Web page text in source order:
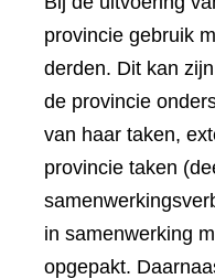
provincie gebruik
derden. Dit kan
de provincie
van haar taken,
provincie taken
in samenwerking
opgepakt.